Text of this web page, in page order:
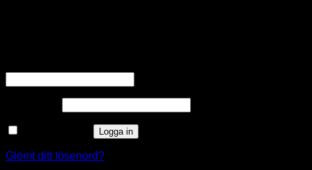
Logga in
Glömt ditt lösenord?